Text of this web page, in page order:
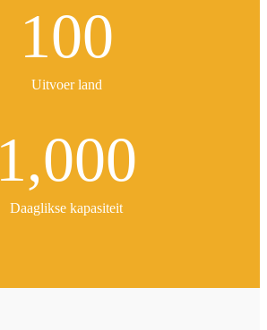
100
Uitvoer land
1,000
Daaglikse kapasiteit